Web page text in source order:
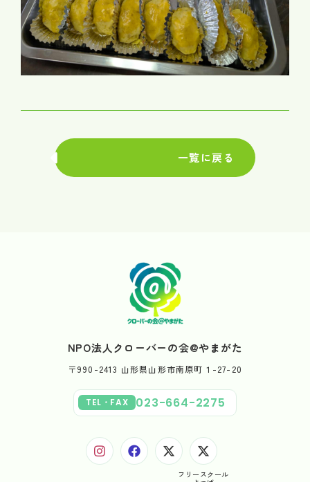
一覧に戻る
NPO法人クローバーの会@やまがた
〒990-2413 山形県山形市南原町１-27-20
TEL・FAX 023-664-2275
フリースクール